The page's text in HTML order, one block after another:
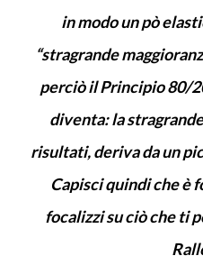
in modo un pò
“stragrande
perciò il Principio 80/
diventa: la
risultati, deriva da un
Capisci quindi che è
focalizzi su ciò che ti